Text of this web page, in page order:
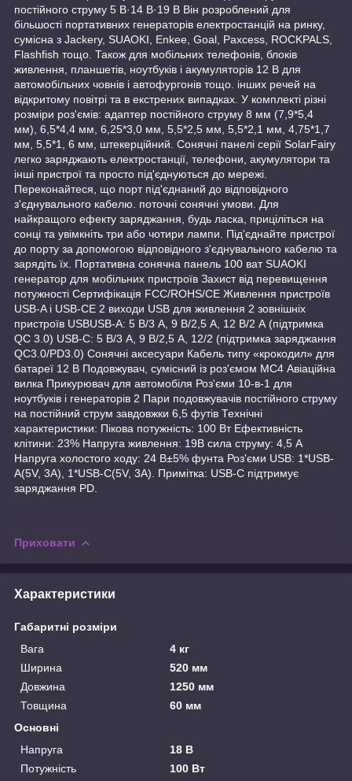
постійного струму 5 В·14 В·19 В Він розроблений для
більшості портативних генераторів електростанцій на ринку,
сумісна з Jackery, SUAOKI, Enkee, Goal, Paxcess, ROCKPALS,
Flashfish тощо. Також для мобільних телефонів, блоків
живлення, планшетів, ноутбуків і акумуляторів 12 В для
автомобільних човнів і автофургонів тощо. інших речей на
відкритому повітрі та в екстрених випадках. У комплекті різні
розміри роз'ємів: адаптер постійного струму 8 мм (7,9*5,4
мм), 6,5*4,4 мм, 6,25*3,0 мм, 5,5*2,5 мм, 5,5*2,1 мм, 4,75*1,7
мм, 5,5*1, 6 мм, штекерційний. Сонячні панелі серії SolarFairy
легко заряджають електростанції, телефони, акумулятори та
інші пристрої та просто під'єднуються до мережі.
Переконайтеся, що порт під'єднаний до відповідного
з'єднувального кабелю. поточні сонячні умови. Для
найкращого ефекту заряджання, будь ласка, приціліться на
сонці та увімкніть три або чотири лампи. Під'єднайте пристрої
до порту за допомогою відповідного з'єднувального кабелю та
зарядіть їх. Портативна сонячна панель 100 ват SUAOKI
генератор для мобільних пристроїв Захист від перевищення
потужності Сертифікація FCC/ROHS/CE Живлення пристроїв
USB-A і USB-CE 2 виходи USB для живлення 2 зовнішніх
пристроїв USBUSB-A: 5 В/3 А, 9 В/2,5 А, 12 В/2 А (підтримка
QC 3.0) USB-C: 5 В/3 А, 9 В/2,5 А, 12/2 (підтримка заряджання
QC3.0/PD3.0) Сонячні аксесуари Кабель типу «крокодил» для
батареї 12 В Подовжувач, сумісний із роз'ємом MC4 Авіаційна
вилка Прикурювач для автомобіля Роз'єми 10-в-1 для
ноутбуків і генераторів 2 Пари подовжувачів постійного струму
на постійний струм завдовжки 6,5 футів Технічні
характеристики: Пікова потужність: 100 Вт Ефективність
клітини: 23% Напруга живлення: 19В сила струму: 4,5 А
Напруга холостого ходу: 24 В±5% фунта Роз'єми USB: 1*USB-
A(5V, 3A), 1*USB-C(5V, 3A). Примітка: USB-C підтримує
заряджання PD.
Приховати
Характеристики
Габаритні розміри
Вага
4 кг
Ширина
520 мм
Довжина
1250 мм
Товщина
60 мм
Основні
Напруга
18 В
Потужність
100 Вт